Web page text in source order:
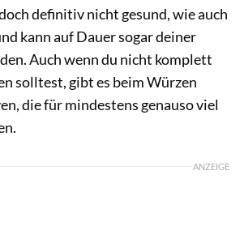
definitiv nicht gesund, wie auch
kann auf Dauer sogar deiner
Auch wenn du nicht komplett
solltest, gibt es beim Würzen
die für mindestens genauso viel
ANZEIGE